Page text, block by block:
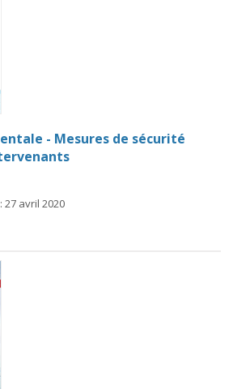
- Mesures de sécurité
avril 2020